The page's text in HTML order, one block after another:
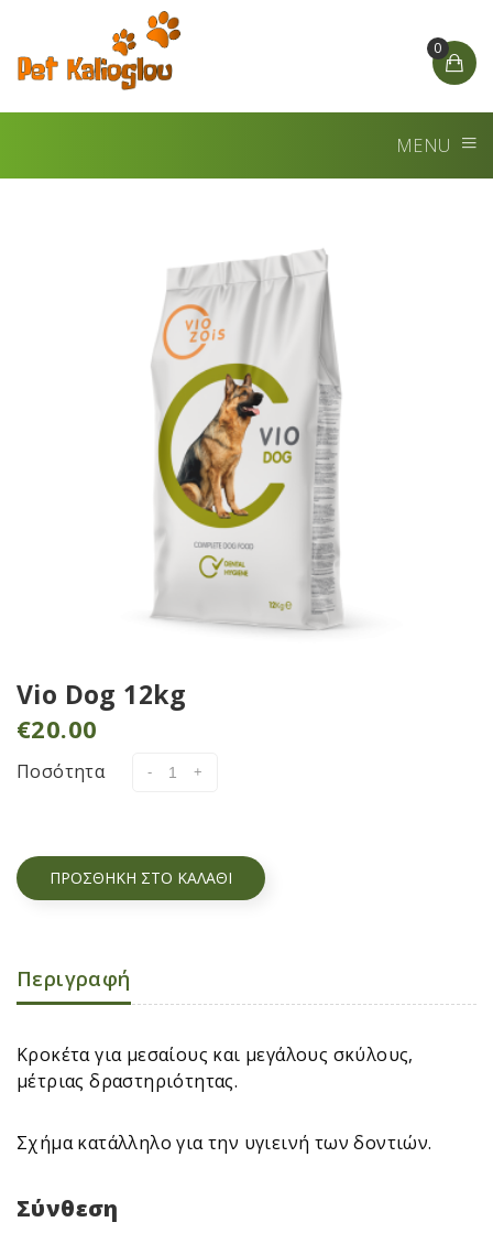
0
MENU
Vio Dog 12kg
€20.00
Ποσότητα
ΠΡΟΣΘΉΚΗ ΣΤΟ ΚΑΛΆΘΙ
Περιγραφή
Κροκέτα για μεσαίους και μεγάλους σκύλους,
μέτριας δραστηριότητας.
Σχήμα κατάλληλο για την υγιεινή των δοντιών.
Σύνθεση